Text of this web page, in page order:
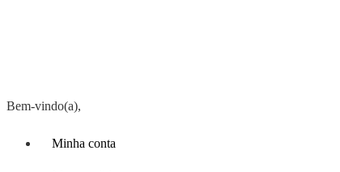
Bem-vindo(a),
Minha conta